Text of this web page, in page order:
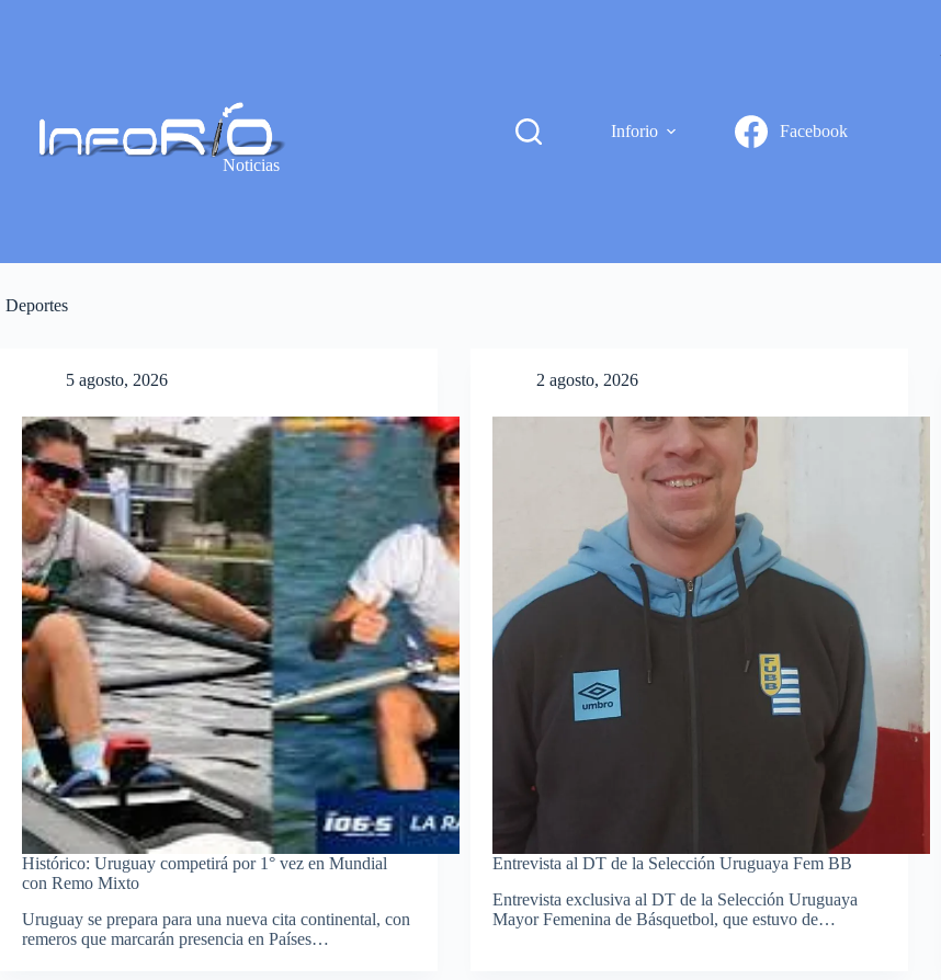
Noticias
Inforio Facebook
Deportes
5 agosto, 2026
Histórico: Uruguay competirá por 1° vez en Mundial
con Remo Mixto
Uruguay se prepara para una nueva cita continental, con
remeros que marcarán presencia en Países…
2 agosto, 2026
Entrevista al DT de la Selección Uruguaya Fem BB
Entrevista exclusiva al DT de la Selección Uruguaya
Mayor Femenina de Básquetbol, que estuvo de…